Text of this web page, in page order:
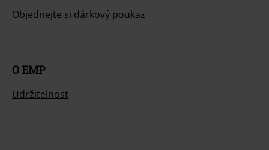
Objednejte si dárkový poukaz
O EMP
Udržitelnost